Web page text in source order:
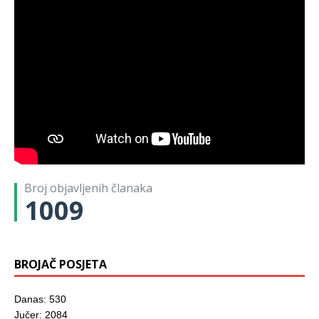
Broj objavljenih članaka
1009
BROJAČ POSJETA
Danas: 530
Jučer: 2084